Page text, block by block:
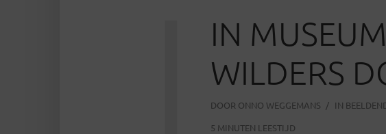
IN
WILDERS
DOOR ONNO WEGGEMANS IN
5 MINUTEN LEESTIJD